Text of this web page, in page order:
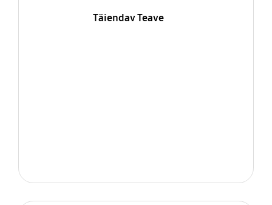
Täiendav Teave